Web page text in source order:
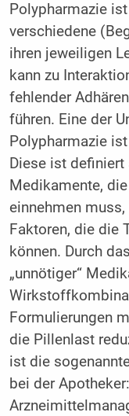
Polypharmazie
verschiedene
ihren jeweiligen
kann zu
fehlender
führen. Eine der
Polypharmazie
Diese ist
Medikamente,
einnehmen
Faktoren, die die
können. Durch
„unnötiger“
Formulierungen
die Pillenlast
ist die
bei der